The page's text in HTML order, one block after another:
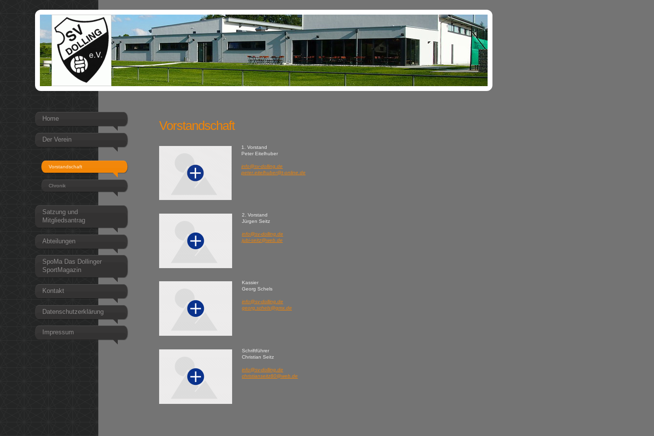
Home
Der Verein
Vorstandschaft
Chronik
Satzung und
Mitgliedsantrag
Abteilungen
SpoMa Das Dollinger
SportMagazin
Kontakt
Datenschutzerklärung
Impressum
Vorstandschaft
1. Vorstand
Peter Eitelhuber
info@sv-dolling.de
peter.eitelhuber@t-online.de
2. Vorstand
Jürgen Seitz
info@sv-dolling.de
jubi-seitz@web.de
Kassier
Georg Schels
info@sv-dolling.de
georg.schels@gmx.de
Schriftführer
Christian Seitz
info@sv-dolling.de
christianseitz80@web.de